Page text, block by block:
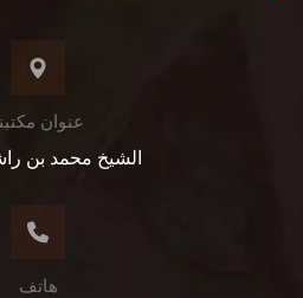
عنوان
الشيخ محمد بن
هاتف